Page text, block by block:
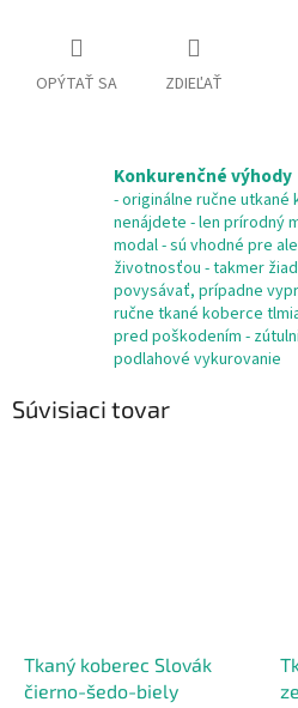
OPÝTAŤ SA ZDIEĽAŤ
Konkurenčné výhody
- originálne ručne
nenájdete - len prírodný
modal - sú vhodné pre
životnosťou - takmer
povysávať, prípadne
ručne tkané koberce
pred poškodením -
podlahové vykurovanie
Súvisiaci tovar
Tkaný koberec Slovák
čierno-šedo-biely